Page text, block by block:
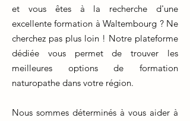
et vous êtes à la recherche d'une
excellente formation à Waltembourg ? Ne
cherchez pas plus loin ! Notre plateforme
dédiée vous permet de trouver les
meilleures options de formation
naturopathe dans votre région.
Nous sommes déterminés à vous aider à